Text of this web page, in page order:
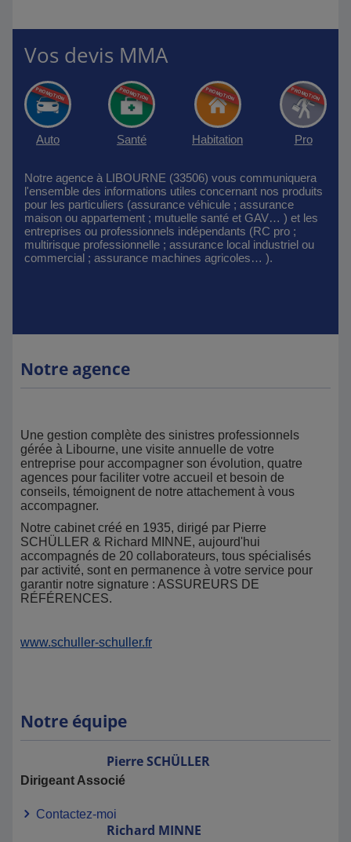
Vos devis MMA
Auto Santé Habitation Pro
Notre agence à LIBOURNE (33506) vous communiquera
l'ensemble des informations utiles concernant nos produits
pour les particuliers (assurance véhicule ; assurance
maison ou appartement ; mutuelle santé et GAV… ) et les
entreprises ou professionnels indépendants (RC pro ;
multirisque professionnelle ; assurance local industriel ou
commercial ; assurance machines agricoles… ).
Notre agence
Une gestion complète des sinistres professionnels
gérée à Libourne, une visite annuelle de votre
entreprise pour accompagner son évolution, quatre
agences pour faciliter votre accueil et besoin de
conseils, témoignent de notre attachement à vous
accompagner.
Notre cabinet créé en 1935, dirigé par Pierre
SCHÜLLER & Richard MINNE, aujourd'hui
accompagnés de 20 collaborateurs, tous spécialisés
par activité, sont en permanence à votre service pour
garantir notre signature : ASSUREURS DE
RÉFÉRENCES.
www.schuller-schuller.fr
Notre équipe
PierreSCHÜLLER
Dirigeant Associé
Contactez-moi
Richard MINNE